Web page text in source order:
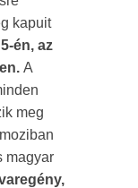
kapuit
én, az
A
meg
magyar